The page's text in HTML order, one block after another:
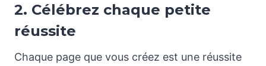
2. Célébrez chaque petite
réussite
Chaque page que vous créez est une réussite